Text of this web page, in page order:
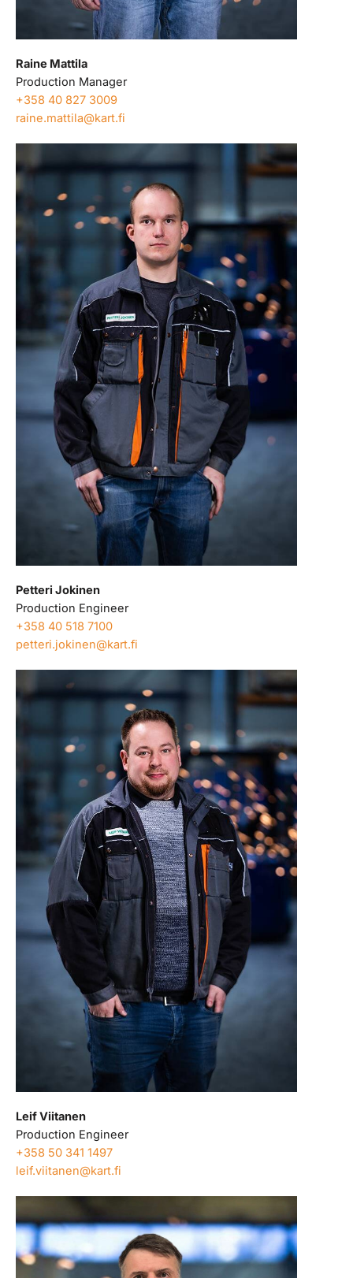
Raine Mattila
Production Manager
+358 40 827 3009
raine.mattila@kart.fi
Petteri Jokinen
Production Engineer
+358 40 518 7100
petteri.jokinen@kart.fi
Leif Viitanen
Production Engineer
+358 50 341 1497
leif.viitanen@kart.fi